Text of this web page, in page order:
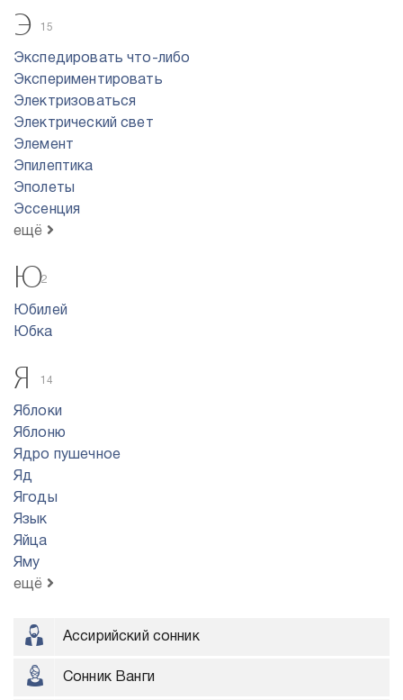
Э 15
Экспедировать что-либо
Экспериментировать
Электризоваться
Электрический свет
Элемент
Эпилептика
Эполеты
Эссенция
ещё
Ю2
Юбилей
Юбка
Я 14
Яблоки
Яблоню
Ядро пyшeчнoe
Яд
Ягоды
Язык
Яйца
Яму
ещё
Ассирийский сонник
Сонник Ванги